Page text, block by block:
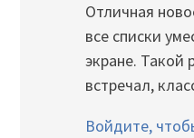
Отличная
все списки
экране. Такой
встречал,
Войдите,